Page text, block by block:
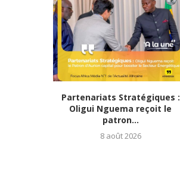
Partenariats Stratégiques :
Oligui Nguema reçoit le
patron...
8 août 2026